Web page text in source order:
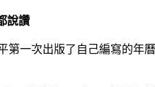
說讚
第一次出版了自己編寫的